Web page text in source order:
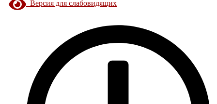
Версия для слабовидящих